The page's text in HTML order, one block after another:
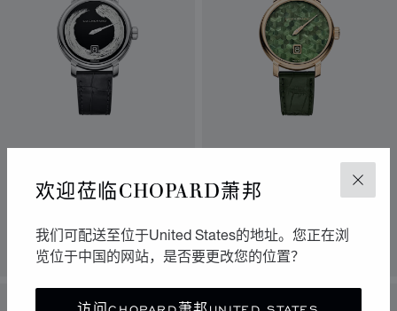
关闭
欢迎莅临CHOPARD萧邦
我们可配送至位于United States的地址。您正在浏
览位于中国的网站，是否要更改您的位置？
40毫米，手动上链，符合
任理念的白金
联系我们
L.U.C QUATTRO SPIRIT
25腕表
联系我们